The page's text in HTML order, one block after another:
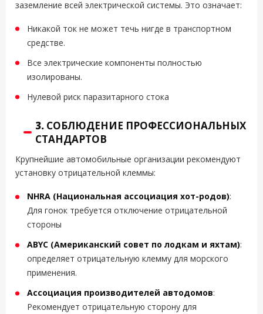
заземление всей электрической системы. Это означает:
Никакой ток не может течь нигде в транспортном
средстве.
Все электрические компоненты полностью
изолированы.
Нулевой риск паразитарного стока
3. СОБЛЮДЕНИЕ ПРОФЕССИОНАЛЬНЫХ
СТАНДАРТОВ
Крупнейшие автомобильные организации рекомендуют
установку отрицательной клеммы:
NHRA (Национальная ассоциация хот-родов):
Для гонок требуется отключение отрицательной
стороны
ABYC (Американский совет по лодкам и яхтам):
определяет отрицательную клемму для морского
применения.
Ассоциация производителей автодомов:
Рекомендует отрицательную сторону для